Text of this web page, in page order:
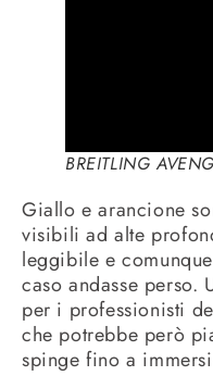
BREITLING
Giallo e arancione
visibili ad alte
leggibile e
caso andasse perso.
per i professionisti
che potrebbe però
spinge fino a